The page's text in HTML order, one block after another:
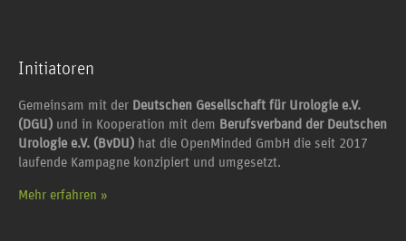
Initiatoren
Gemeinsam mit der Deutschen Gesellschaft für Urologie e.V.
(DGU) und in Kooperation mit dem Berufsverband der Deutschen
Urologie e.V. (BvDU) hat die OpenMinded GmbH die seit 2017
laufende Kampagne konzipiert und umgesetzt.
Mehr erfahren »